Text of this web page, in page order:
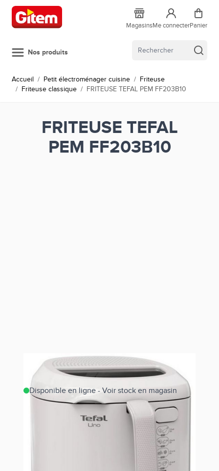
Allez au contenu
MagasinsMe connecterPanier
Nos produits
Accueil / Petit électroménager cuisine / Friteuse
/ Friteuse classique / FRITEUSE TEFAL PEM FF203B10
FRITEUSE TEFAL
PEM FF203B10
Disponible en ligne - Voir stock en magasin
FF203B10